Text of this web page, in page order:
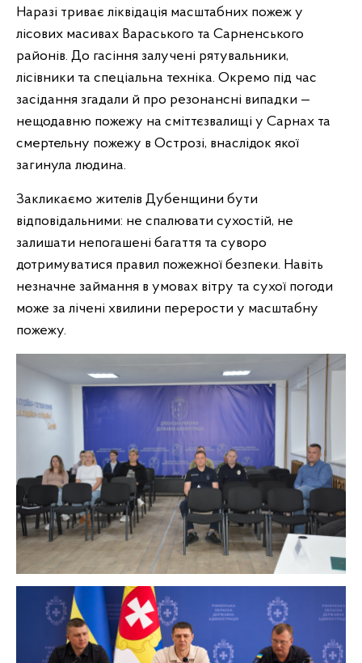
Наразі триває ліквідація масштабних пожеж у
лісових масивах Вараського та Сарненського
районів. До гасіння залучені рятувальники,
лісівники та спеціальна техніка. Окремо під час
засідання згадали й про резонансні випадки —
нещодавню пожежу на сміттєзвалищі у Сарнах та
смертельну пожежу в Острозі, внаслідок якої
загинула людина.
Закликаємо жителів Дубенщини бути
відповідальними: не спалювати сухостій, не
залишати непогашені багаття та суворо
дотримуватися правил пожежної безпеки. Навіть
незначне займання в умовах вітру та сухої погоди
може за лічені хвилини перерости у масштабну
пожежу.